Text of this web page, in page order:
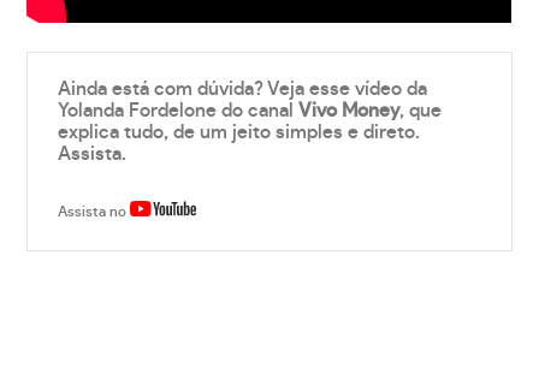
Ainda está com dúvida? Veja esse vídeo da
Yolanda Fordelone do canalVivo Money, que
explica tudo, de um jeito simples e direto.
Assista.
Assista no